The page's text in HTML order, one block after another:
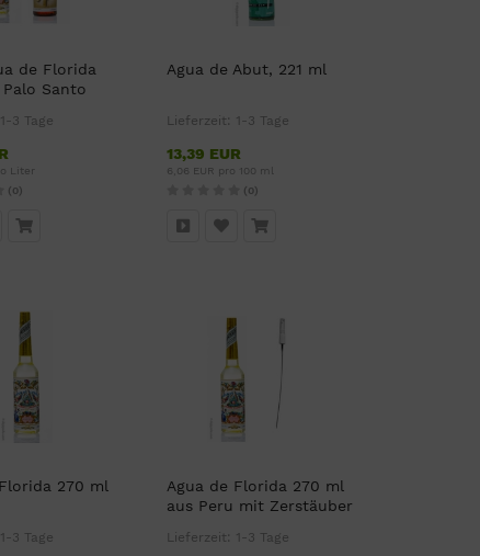
de Florida
Santo
1-3 Tage
Liter
(0)
Agua de Abut, 221 ml
Lieferzeit: 1-3 Tage
13,39 EUR
6,06 EUR pro 100 ml
(0)
270 ml
1-3 Tage
Agua de Florida 270 ml
aus Peru mit Zerstäuber
Lieferzeit: 1-3 Tage